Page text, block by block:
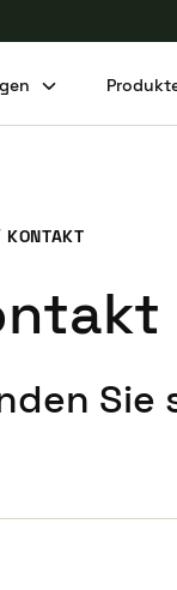
KONTAKT
Sie